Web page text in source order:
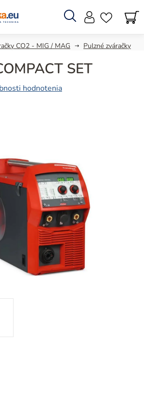
Hľadať
CO2 - MIG / MAG Pulzné zváračky
SET
hodnotenia